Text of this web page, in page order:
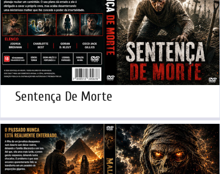
Sentença De Morte